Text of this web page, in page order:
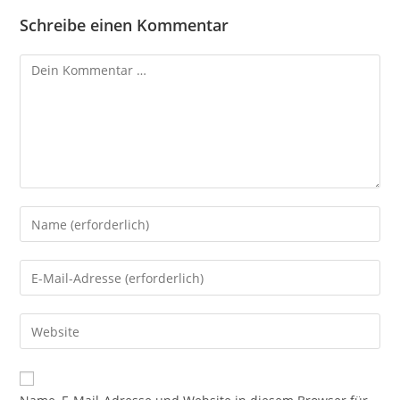
Schreibe einen Kommentar
Kommentar
Gib
deinen
Namen
oder
zum
Kommentieren
ein
Gib
deine
E-
Mail-
zum
Gib
deine
Website-
URL